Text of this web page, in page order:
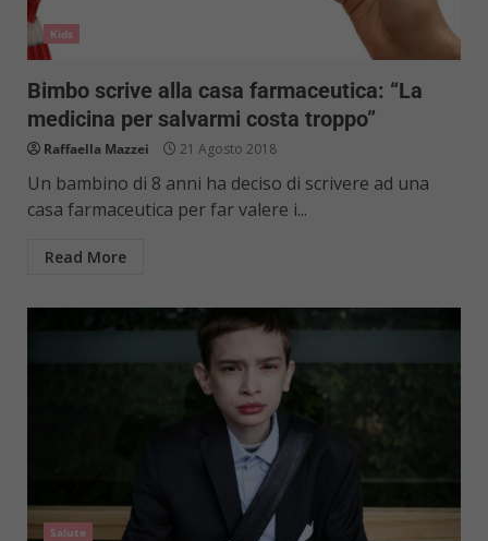
Kids
Bimbo scrive alla casa farmaceutica: “La
medicina per salvarmi costa troppo”
Raffaella Mazzei 21 Agosto 2018
Un bambino di 8 anni ha deciso di scrivere ad una
casa farmaceutica per far valere i...
Read More
Salute